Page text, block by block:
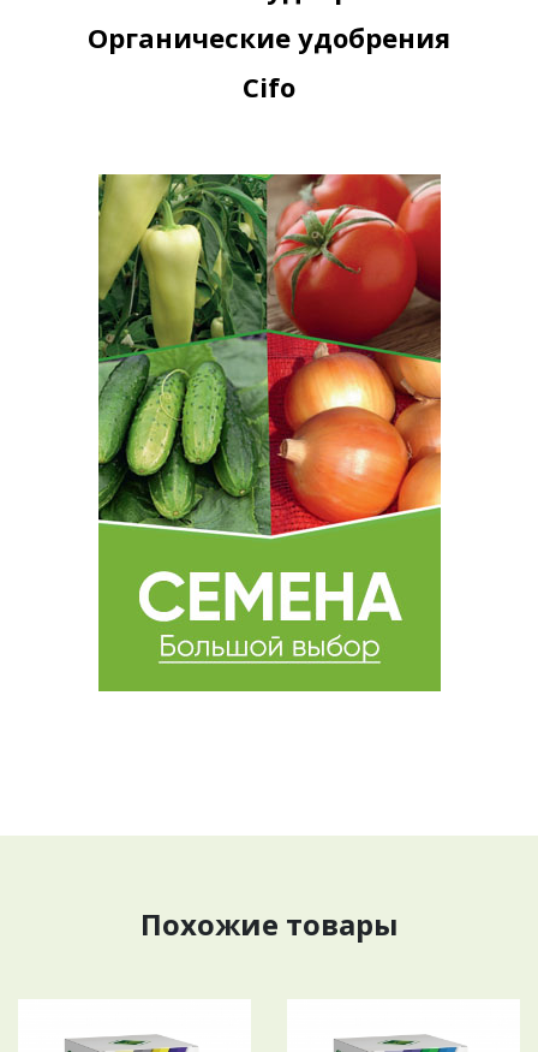
Органические удобрения
Cifo
Похожие товары